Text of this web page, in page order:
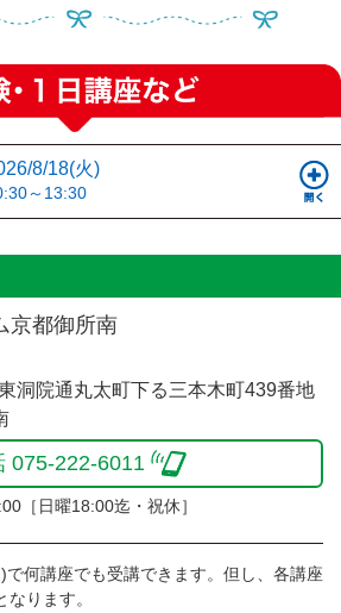
8/18(火)
～13:30
京都御所南
洞院通丸太町下る三本木町439番地
075-222-6011
［日曜18:00迄・祝休］
何講座でも受講できます。但し、各講座
ります。